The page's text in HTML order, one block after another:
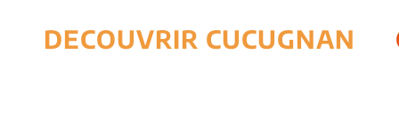
DECOUVRIR CUCUGNAN